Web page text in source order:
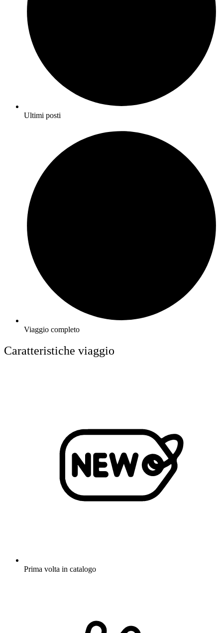
Ultimi posti
Viaggio completo
Caratteristiche viaggio
Prima volta in catalogo